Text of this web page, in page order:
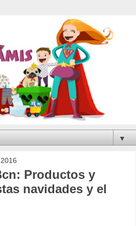
▼
Productos y
navidades y el